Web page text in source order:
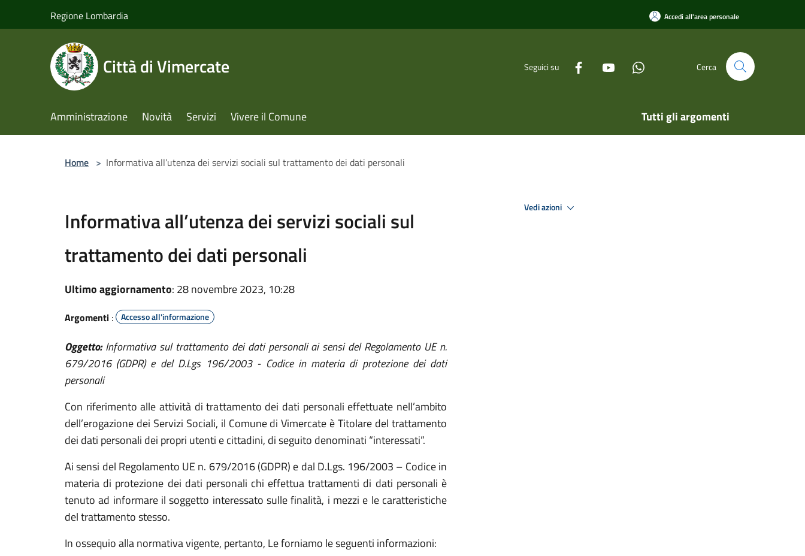
Regione Lombardia Accedi all'area personale
Città di Vimercate Seguici su Cerca
Amministrazione Novità Servizi Vivere il Comune Tutti gli argomenti
Home > Informativa all’utenza dei servizi sociali sul trattamento dei dati personali
Informativa all’utenza dei servizi sociali sul
trattamento dei dati personali
Ultimo aggiornamento: 28 novembre 2023, 10:28
Argomenti : Accesso all'informazione
Oggetto:Informativa sul trattamento dei dati personali ai sensi del Regolamento UE n.
679/2016 (GDPR) e del D.Lgs 196/2003 - Codice in materia di protezione dei dati
personali
Con riferimento alle attività di trattamento dei dati personali effettuate nell’ambito
dell’erogazione dei Servizi Sociali, il Comune di Vimercate è Titolare del trattamento
dei dati personali dei propri utenti e cittadini, di seguito denominati “interessati”.
Ai sensi del Regolamento UE n. 679/2016 (GDPR) e dal D.Lgs. 196/2003 – Codice in
materia di protezione dei dati personali chi effettua trattamenti di dati personali è
tenuto ad informare il soggetto interessato sulle finalità, i mezzi e le caratteristiche
del trattamento stesso.
In ossequio alla normativa vigente, pertanto, Le forniamo le seguenti informazioni:
Vedi azioni